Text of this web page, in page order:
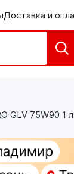
Доставка и
GLV 75W90